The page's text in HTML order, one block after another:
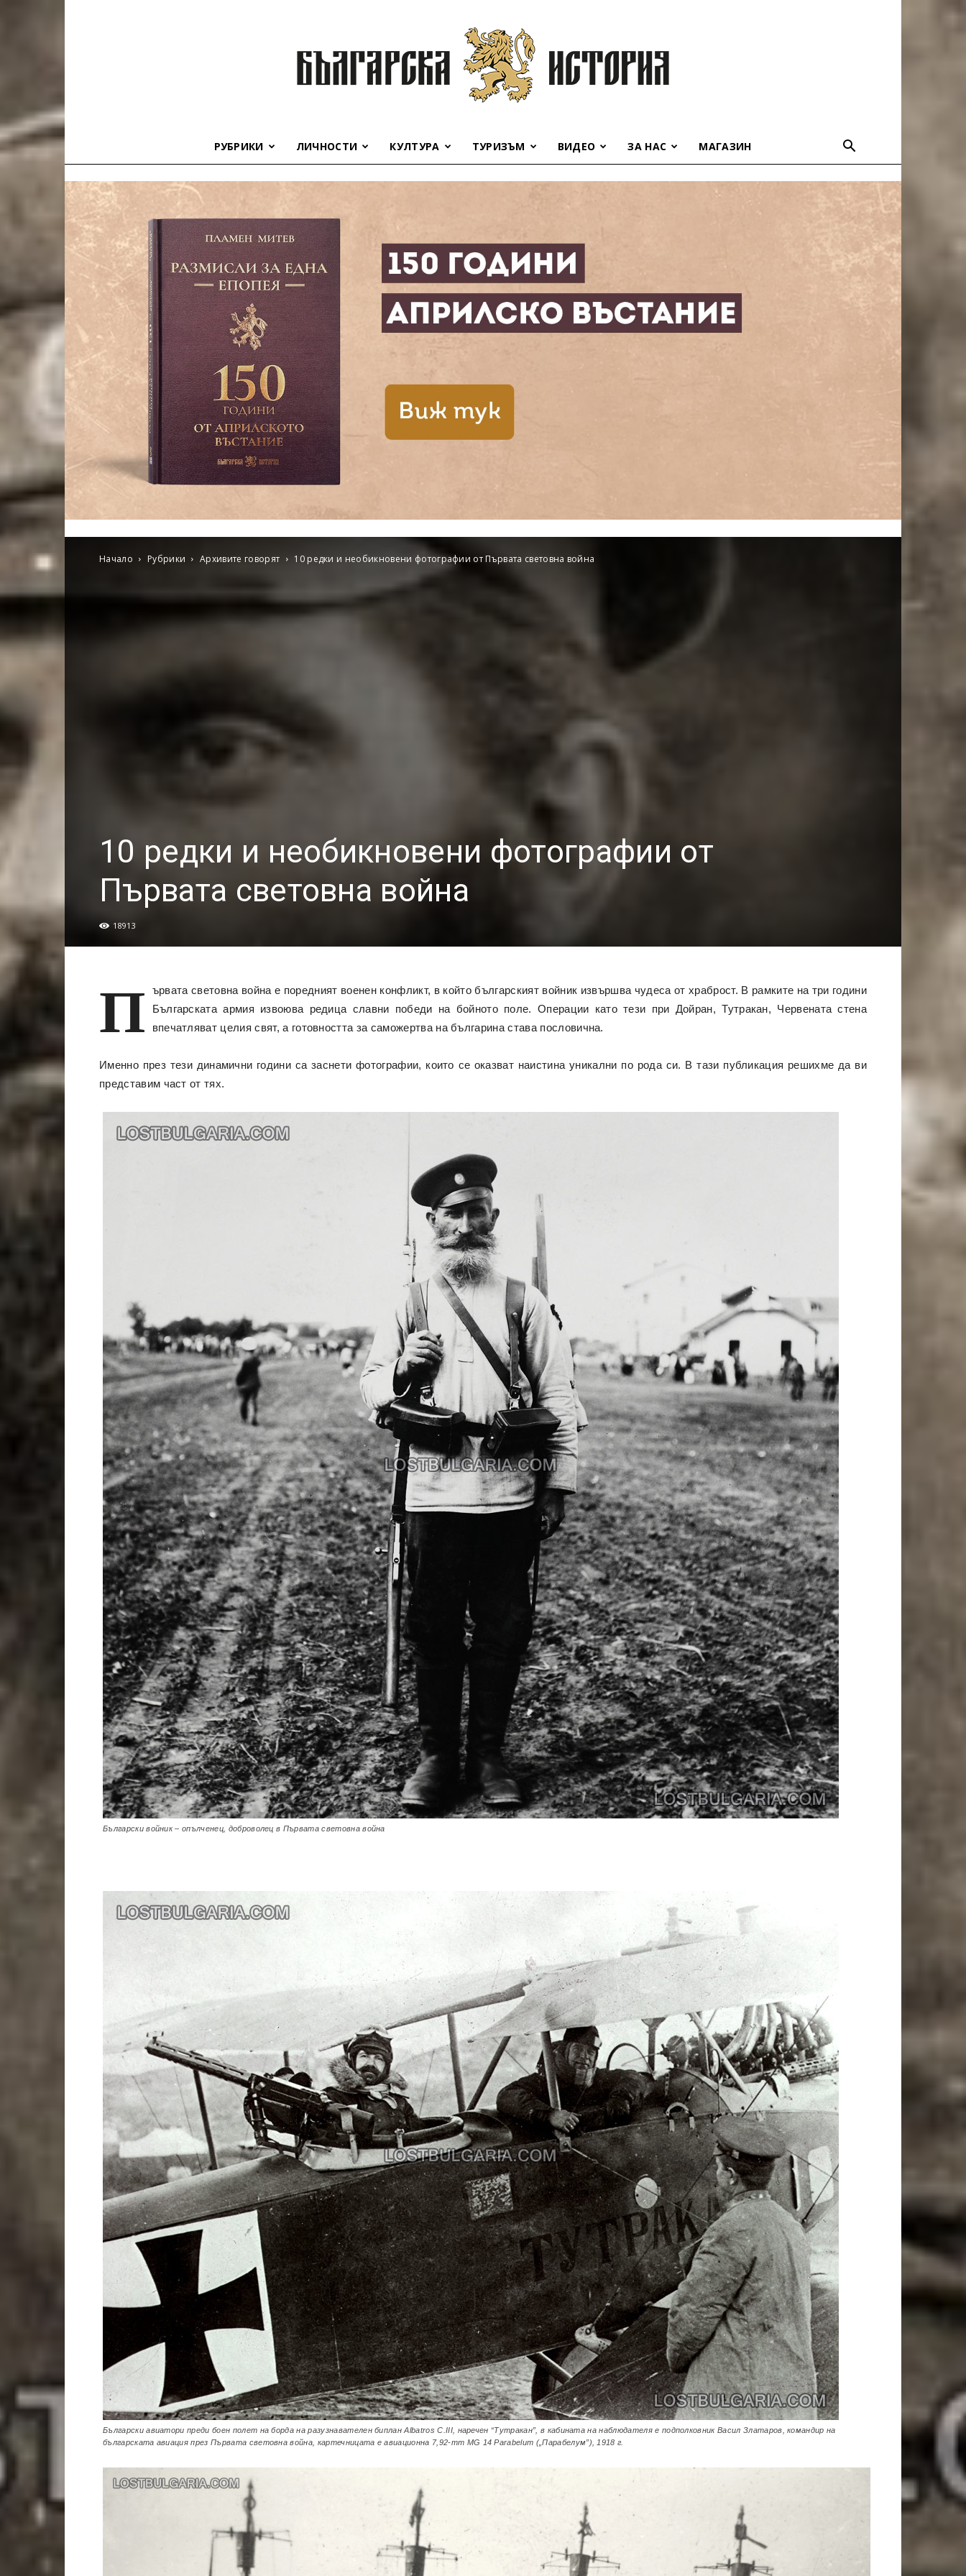
история
РУБРИКИ ЛИЧНОСТИ КУЛТУРА ТУРИЗЪМ ВИДЕО ЗА НАС МАГАЗИН
Начало Рубрики Архивите говорят 10 редки и необикновени фотографии от Първата световна война
10 редки и необикновени фотографии от
Първата световна война
18913
П
ървата световна война е поредният военен конфликт, в който българският войник извършва чудеса от храброст. В рамките на три години
Българската армия извоюва редица славни победи на бойното поле. Операции като тези при Дойран, Тутракан, Червената стена
впечатляват целия свят, а готовността за саможертва на българина става пословична.
Именно през тези динамични години са заснети фотографии, които се оказват наистина уникални по рода си. В тази публикация решихме да ви
представим част от тях.
Български войник – опълченец, доброволец в Първата световна война
Български авиатори преди боен полет на борда на разузнавателен биплан Albatros C.III, наречен “Тутракан”, в кабината на наблюдателя е подполковник Васил Златаров, командир на
българската авиация през Първата световна война, картечницата е авиационна 7,92-mm MG 14 Parabelum („Парабелум”), 1918 г.